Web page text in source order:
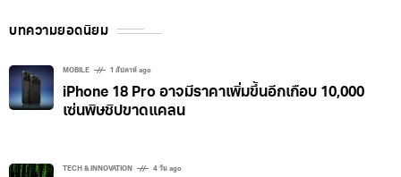
แบบและผู้บริโภคอย่างไร รวมถึงอาจะเป็นการสร้าง
ฟินน์ วัลโลรา (Seraphinne Vallora) คือ บริษัทที่อยู่เบื้อง
หลังโฆษณาชิ้นนี้ของ Guess
บทความยอดนิยม
MOBILE 1 สัปดาห์ ago
iPhone 18 Pro อาจมีราคาเพิ่มขึ้นอีกเกือบ 10,000
เซ่นพิษชิปขาดแคลน
TECH & INNOVATION 4 วัน ago